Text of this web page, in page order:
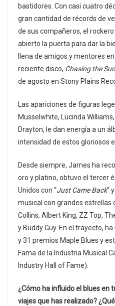
bastidores. Con casi cuatro
gran cantidad de récords de
de sus compañeros, el
abierto la puerta para dar la
llena de amigos y mentores
reciente disco, Chasing the Sun
de agosto en Stony Plains
Las apariciones de figuras
Musselwhite, Lucinda
Drayton, le dan energía a un
intensidad de estos gloriosos
Desde siempre, James ha
oro y platino, obtuvo el tercer
Unidos con “Just Came Back”
musical con grandes estrellas
Collins, Albert King, ZZ Top,
y Buddy Guy. En el trayecto,
y 31 premios Maple Blues y
Fama de la Industria Musical
Industry Hall of Fame).
¿Cómo ha influido el blues en
viajes que has realizado?